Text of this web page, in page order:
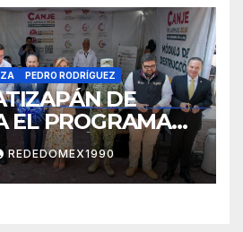
PEDRO RODRÍGUEZ
DE
EL PROGRAMA
SÍ A LA
REDEDOMEX1990